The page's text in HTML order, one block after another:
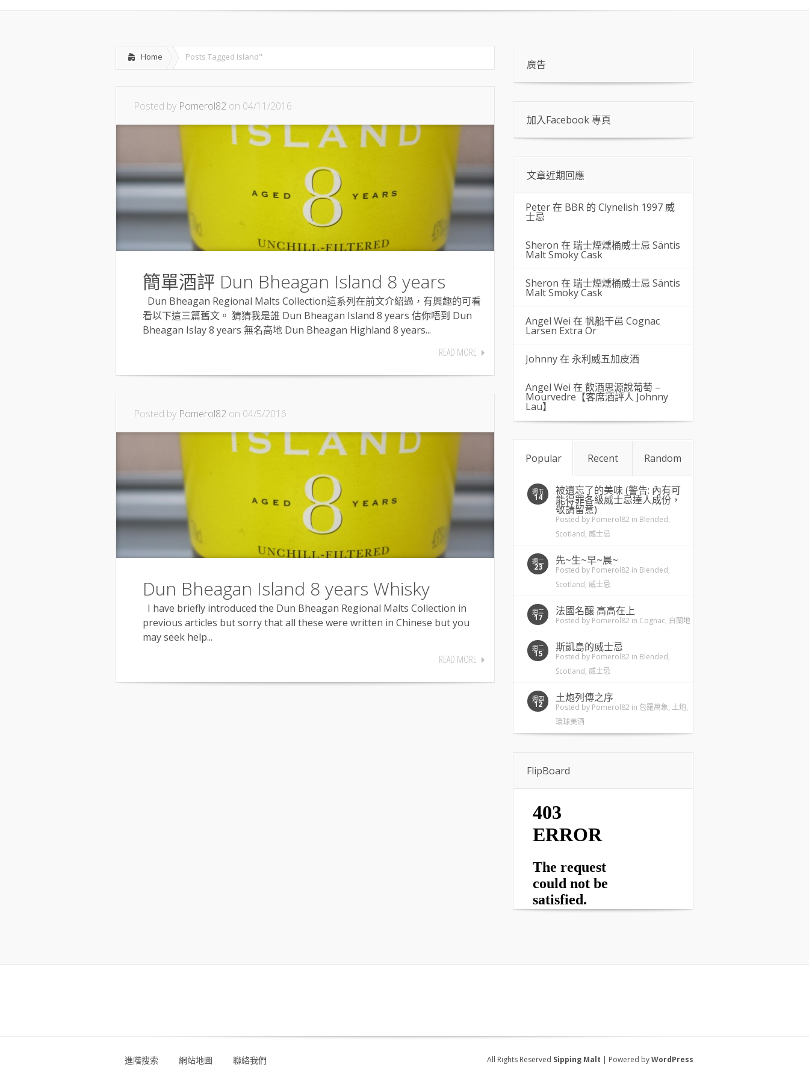
Home Posts Tagged Island"
Posted by Pomerol82 on 04/11/2016
簡單酒評 Dun Bheagan Island 8 years
Dun Bheagan Regional Malts Collection這系列在前文介紹過，有興趣的可看
看以下這三篇舊文。 猜猜我是誰 Dun Bheagan Island 8 years 估你唔到 Dun
Bheagan Islay 8 years 無名高地 Dun Bheagan Highland 8 years...
READ MORE
Posted by Pomerol82 on 04/5/2016
Dun Bheagan Island 8 years Whisky
I have briefly introduced the Dun Bheagan Regional Malts Collection in
previous articles but sorry that all these were written in Chinese but you
may seek help...
READ MORE
廣告
加入Facebook 專頁
文章近期回應
Peter 在 BBR 的 Clynelish 1997 威
士忌
Sheron 在 瑞士煙燻桶威士忌 Säntis
Malt Smoky Cask
Sheron 在 瑞士煙燻桶威士忌 Säntis
Malt Smoky Cask
Angel Wei 在 帆船干邑 Cognac
Larsen Extra Or
Johnny 在 永利威五加皮酒
Angel Wei 在 飲酒思源說葡萄 –
Mourvedre【客席酒評人 Johnny
Lau】
Popular Recent Random
週五
14
被遺忘了的美味 (警告: 內有可
能得罪各級威士忌達人成份，
敬請留意)
Posted by Pomerol82 in Blended,
Scotland, 威士忌
週二
23
先~生~早~晨~
Posted by Pomerol82 in Blended,
Scotland, 威士忌
週三
17
法國名釀 高高在上
Posted by Pomerol82 in Cognac, 白蘭地
週二
15
斯凱島的威士忌
Posted by Pomerol82 in Blended,
Scotland, 威士忌
週四
12
土炮列傳之序
Posted by Pomerol82 in 包羅萬象, 土炮,
環球美酒
FlipBoard
進階搜索 網站地圖 聯絡我們 All Rights Reserved Sipping Malt | Powered byWordPress